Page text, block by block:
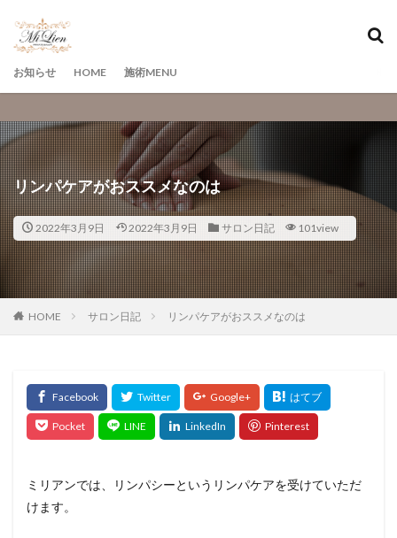
お知らせ HOME 施術MENU
リンパケアがおススメなのは
2022年3月9日 2022年3月9日 サロン日記 101view
HOME サロン日記 リンパケアがおススメなのは
ミリアンでは、リンパシーというリンパケアを受けていただ
けます。